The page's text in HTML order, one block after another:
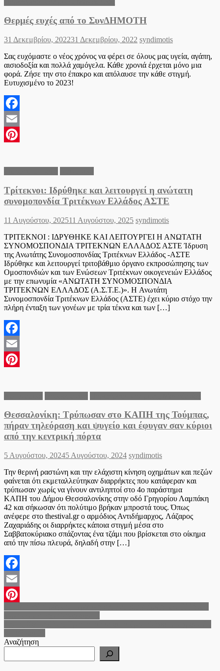
Θερμές ευχές από το ΣυνΔΗΜΟΤΗ
Posted
31 Δεκεμβρίου, 202231 Δεκεμβρίου, 2022 Author
syndimotis
Σας ευχόμαστε ο νέος χρόνος να φέρει σε όλους μας υγεία, αγάπη,
αισιοδοξία και πολλά χαμόγελα. Κάθε χρονιά έρχεται μόνο μια
φορά. Ζήσε την στο έπακρο και απόλαυσε την κάθε στιγμή.
Ευτυχισμένο το 2023!
Facebook
Email
Τρίτεκνοι: Ιδρύθηκε και λειτουργεί η ανώτατη
συνομοπονδία Τριτέκνων Ελλάδος ΑΣΤΕ
Posted
11 Αυγούστου, 202511 Αυγούστου, 2025 Author
syndimotis
ΤΡΙΤΕΚΝΟΙ : ΙΔΡΥΘΗΚΕ ΚΑΙ ΛΕΙΤΟΥΡΓΕΙ Η ΑΝΩΤΑΤΗ
ΣΥΝΟΜΟΣΠΟΝΔΙΑ ΤΡΙΤΕΚΝΩΝ ΕΛΛΑΔΟΣ ΑΣΤΕ Ίδρυση
της Ανωτάτης Συνομοσπονδίας Τριτέκνων Ελλάδος -ΑΣΤΕ
Ιδρύθηκε και λειτουργεί τριτοβάθμιο όργανο εκπροσώπησης των
Ομοσπονδιών και των Ενώσεων Τριτέκνων οικογενειών Ελλάδος
με την επωνυμία «ΑΝΩΤΑΤΗ ΣΥΝΟΜΟΣΠΟΝΔΙΑ
ΤΡΙΤΕΚΝΩΝ ΕΛΛΑΔΟΣ (Α.Σ.Τ.Ε.)». Η Ανωτάτη
Συνομοσπονδία Τριτέκνων Ελλάδος (ΑΣΤΕ) έχει κύριο στόχο την
πλήρη ένταξη των γονέων με τρία τέκνα και των […]
Facebook
Email
Θεσσαλονίκη: Τρύπωσαν στο ΚΑΠΗ της Τούμπας,
πήραν τηλεόραση και ψυγείο και έφυγαν σαν κύριοι
από την κεντρική πόρτα
Posted
5 Αυγούστου, 20245 Αυγούστου, 2024 Author
syndimotis
Την θερινή ραστώνη και την ελάχιστη κίνηση οχημάτων και πεζών
φαίνεται ότι εκμεταλλεύτηκαν διαρρήκτες που κατάφεραν και
τρύπωσαν χωρίς να γίνουν αντιληπτοί στο 4ο παράστημα
ΚΑΠΗ του Δήμου Θεσσαλονίκης στην οδό Γρηγορίου Λαμπάκη
42 και σήκωσαν ότι πολύτιμο βρήκαν μπροστά τους. Όπως
ανέφερε στο thestival.gr ο αρμόδιος Αντιδήμαρχος, Λάζαρος
Ζαχαριάδης οι διαρρήκτες κάποια στιγμή μέσα στο
Σαββατοκύριακο σπάζοντας ένα τζάμι που βρίσκεται στο οίκημα
από την πίσω πλευρά, δηλαδή στην […]
Facebook
Email
Pinterest
Πλοήγηση
άρθρων
Αναζήτηση